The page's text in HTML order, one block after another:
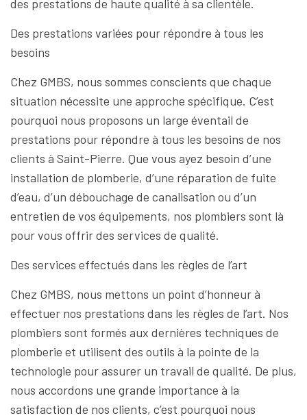
des prestations de haute qualité à sa clientèle.
Des prestations variées pour répondre à tous les
besoins
Chez GMBS, nous sommes conscients que chaque
situation nécessite une approche spécifique. C’est
pourquoi nous proposons un large éventail de
prestations pour répondre à tous les besoins de nos
clients à Saint-Pierre. Que vous ayez besoin d’une
installation de plomberie, d’une réparation de fuite
d’eau, d’un débouchage de canalisation ou d’un
entretien de vos équipements, nos plombiers sont là
pour vous offrir des services de qualité.
Des services effectués dans les règles de l’art
Chez GMBS, nous mettons un point d’honneur à
effectuer nos prestations dans les règles de l’art. Nos
plombiers sont formés aux dernières techniques de
plomberie et utilisent des outils à la pointe de la
technologie pour assurer un travail de qualité. De plus,
nous accordons une grande importance à la
satisfaction de nos clients, c’est pourquoi nous